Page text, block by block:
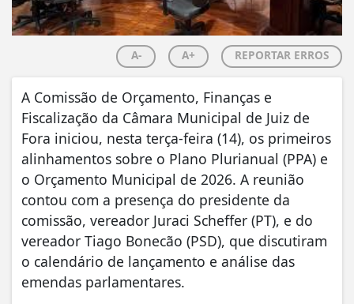
A- A+ REPORTAR ERROS
A Comissão de Orçamento, Finanças e
Fiscalização da Câmara Municipal de Juiz de
Fora iniciou, nesta terça-feira (14), os primeiros
alinhamentos sobre o Plano Plurianual (PPA) e
o Orçamento Municipal de 2026. A reunião
contou com a presença do presidente da
comissão, vereador Juraci Scheffer (PT), e do
vereador Tiago Bonecão (PSD), que discutiram
o calendário de lançamento e análise das
emendas parlamentares.